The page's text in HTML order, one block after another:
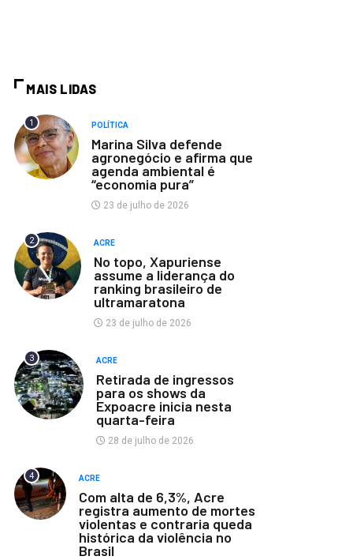
MAIS LIDAS
1 POLÍTICA
Marina Silva defende
agronegócio e afirma que
agenda ambiental é
“economia pura”
23 de julho de 2026
2 ACRE
No topo, Xapuriense
assume a liderança do
ranking brasileiro de
ultramaratona
23 de julho de 2026
3 ACRE
Retirada de ingressos
para os shows da
Expoacre inicia nesta
quarta-feira
28 de julho de 2026
4 ACRE
Com alta de 6,3%, Acre
registra aumento de mortes
violentas e contraria queda
histórica da violência no
Brasil